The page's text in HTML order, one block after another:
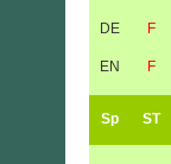
DE F
EN F
Sp ST